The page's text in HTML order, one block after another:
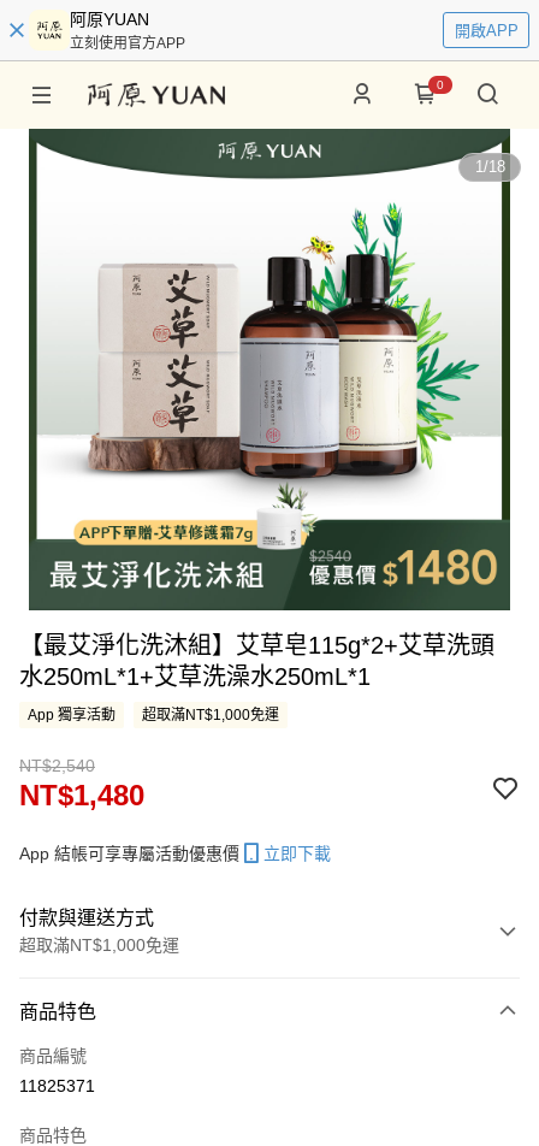
阿原YUAN
立刻使用官方APP
開啟APP
0
1/18
【最艾淨化洗沐組】艾草皂115g*2+艾草洗頭
水250mL*1+艾草洗澡水250mL*1
App 獨享活動 超取滿NT$1,000免運
NT$2,540
NT$1,480
App 結帳可享專屬活動優惠價 立即下載
付款與運送方式
超取滿NT$1,000免運
信用卡一次付款
LINE Pay
商品特色
商品編號
11825371
商品特色